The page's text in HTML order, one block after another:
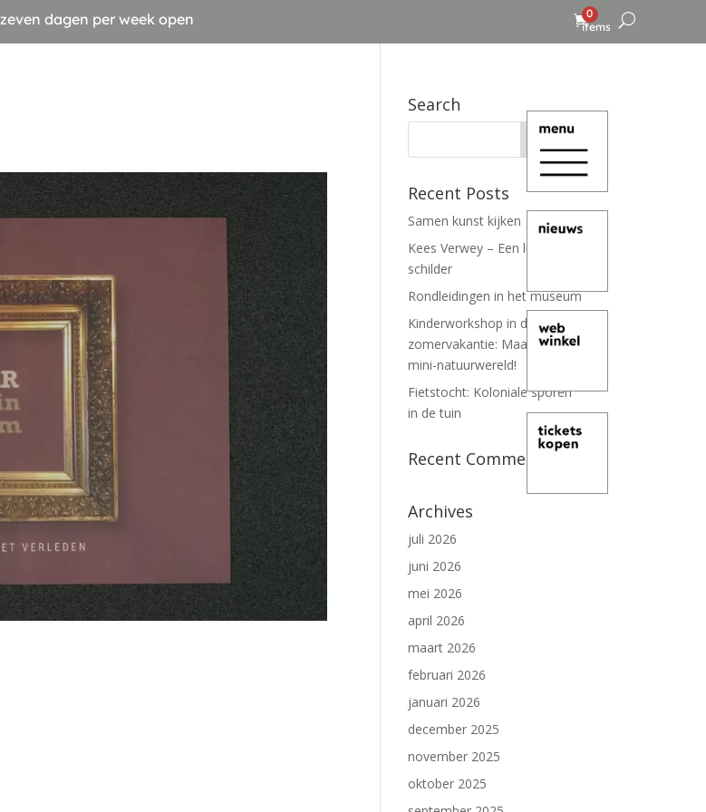
zeven dagen per week open
0
items
Search
Recent Posts
Samen kunst kijken
Kees Verwey – Een leven lang
schilder
Rondleidingen in het museum
Kinderworkshop in de
zomervakantie: Maak je eigen
mini-natuurwereld!
Fietstocht: Koloniale sporen
in de tuin
Recent Comments
Archives
juli 2026
juni 2026
mei 2026
april 2026
maart 2026
februari 2026
januari 2026
december 2025
november 2025
oktober 2025